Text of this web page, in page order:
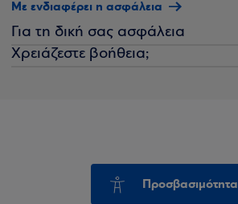
Με ενδιαφέρει η ασφάλεια
Για τη δική σας ασφάλεια
Χρειάζεστε βοήθεια;
Προσβασιμότητα